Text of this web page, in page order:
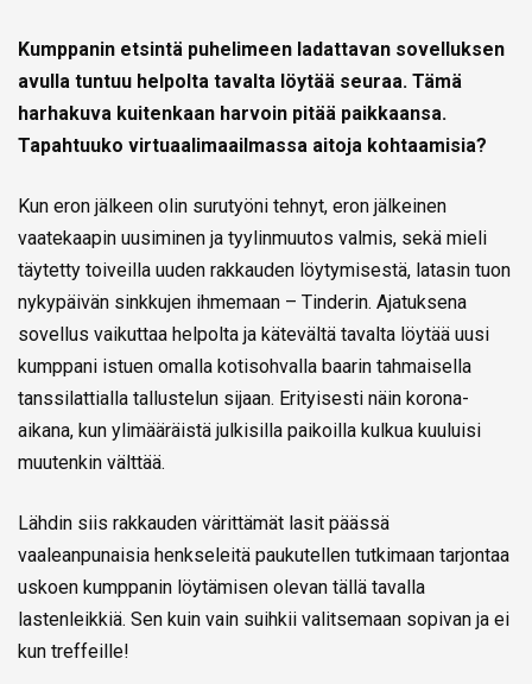
Kumppanin etsintä puhelimeen ladattavan sovelluksen
avulla tuntuu helpolta tavalta löytää seuraa. Tämä
harhakuva kuitenkaan harvoin pitää paikkaansa.
Tapahtuuko virtuaalimaailmassa aitoja kohtaamisia?
Kun eron jälkeen olin surutyöni tehnyt, eron jälkeinen
vaatekaapin uusiminen ja tyylinmuutos valmis, sekä mieli
täytetty toiveilla uuden rakkauden löytymisestä, latasin tuon
nykypäivän sinkkujen ihmemaan – Tinderin. Ajatuksena
sovellus vaikuttaa helpolta ja kätevältä tavalta löytää uusi
kumppani istuen omalla kotisohvalla baarin tahmaisella
tanssilattialla tallustelun sijaan. Erityisesti näin korona-
aikana, kun ylimääräistä julkisilla paikoilla kulkua kuuluisi
muutenkin välttää.
Lähdin siis rakkauden värittämät lasit päässä
vaaleanpunaisia henkseleitä paukutellen tutkimaan tarjontaa
uskoen kumppanin löytämisen olevan tällä tavalla
lastenleikkiä. Sen kuin vain suihkii valitsemaan sopivan ja ei
kun treffeille!